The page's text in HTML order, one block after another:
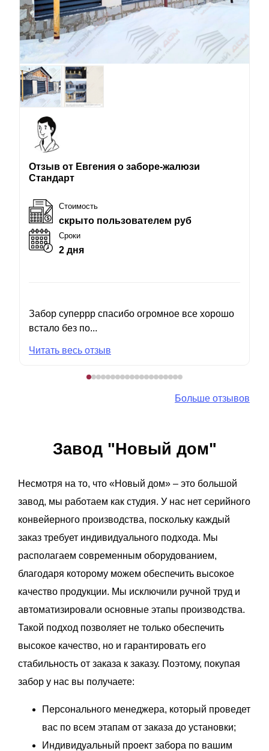
Отзыв от Евгения о заборе-жалюзи
Стандарт
Стоимость
скрыто пользователем руб
Сроки
2 дня
Забор суперрр спасибо огромное все хорошо
встало без по...
Читать весь отзыв
Больше отзывов
Завод "Новый дом"
Несмотря на то, что «Новый дом» – это большой
завод, мы работаем как студия. У нас нет серийного
конвейерного производства, поскольку каждый
заказ требует индивидуального подхода. Мы
располагаем современным оборудованием,
благодаря которому можем обеспечить высокое
качество продукции. Мы исключили ручной труд и
автоматизировали основные этапы производства.
Такой подход позволяет не только обеспечить
высокое качество, но и гарантировать его
стабильность от заказа к заказу. Поэтому, покупая
забор у нас вы получаете:
Персонального менеджера, который проведет
вас по всем этапам от заказа до установки;
Индивидуальный проект забора по вашим